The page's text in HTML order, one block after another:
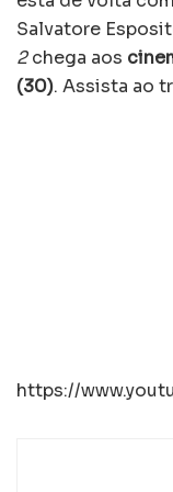
Salvatore
2chega aos
(30). Assista ao
https://